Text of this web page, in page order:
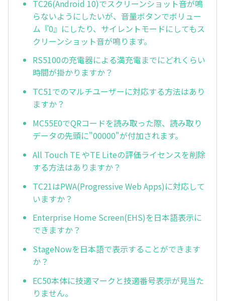
TC26(Android 10)でスクリーンショット音が鳴
らないようにしたいが、音量ボタンでボリュー
ム『0』にしたり、サイレントモードにしてもス
クリーンショット音が鳴ります。
RS5100の充電器による満充電までにどれくらい
時間が掛かりますか？
TC51でのマルチユーザーに対応する方法はあり
ますか？
MC55E0でQRコードを読み取った際、読み取り
データの先頭に"00000"が付加されます。
All Touch TE やTE Liteの評価ライセンスを削除
する方法はありますか？
TC21はPWA(Progressive Web Apps)に対応して
いますか？
Enterprise Home Screen(EHS)を日本語表示に
できますか？
StageNowを日本語で表示することができます
か？
EC50本体に技適マークと技適番号表示が見当た
りません。